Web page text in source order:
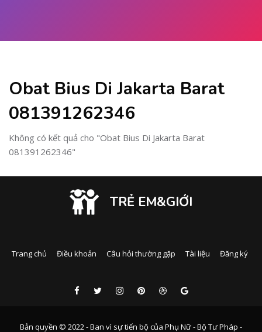
Obat Bius Di Jakarta Barat
081391262346
Không có kết quả cho "Obat Bius Di Jakarta Barat
081391262346"
TRẺ EM&GIỚI
Trang chủ Điều khoản Câu hỏi thường gặp Tài liệu Đăng ký
Bản quyền © 2022 - Ban vì sự tiến bộ của Phụ Nữ - Bộ Tư Pháp -